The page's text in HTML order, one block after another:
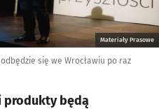
Materiały Prasowe
się we Wrocławiu po raz
produkty będą